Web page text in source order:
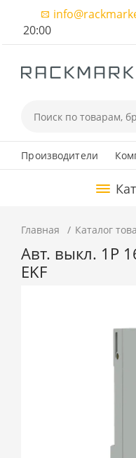
20:00
Производители
Главная Каталог
Авт. выкл. 1P
EKF